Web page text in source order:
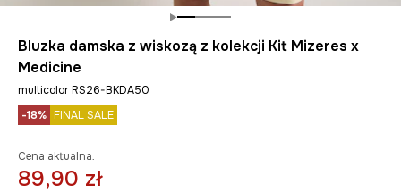
Bluzka damska z wiskozą z kolekcji Kit Mizeres x
Medicine
multicolor RS26-BKDA50
-18% FINAL SALE
Cena aktualna:
89,90 zł